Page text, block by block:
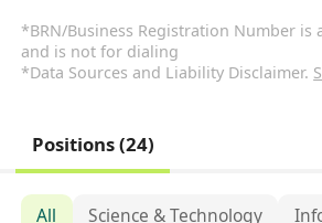
*BRN/Business Registration Number
and is not for dialing
*Data Sources and Liability Disclaimer.
Positions (24)
All Science & Technology